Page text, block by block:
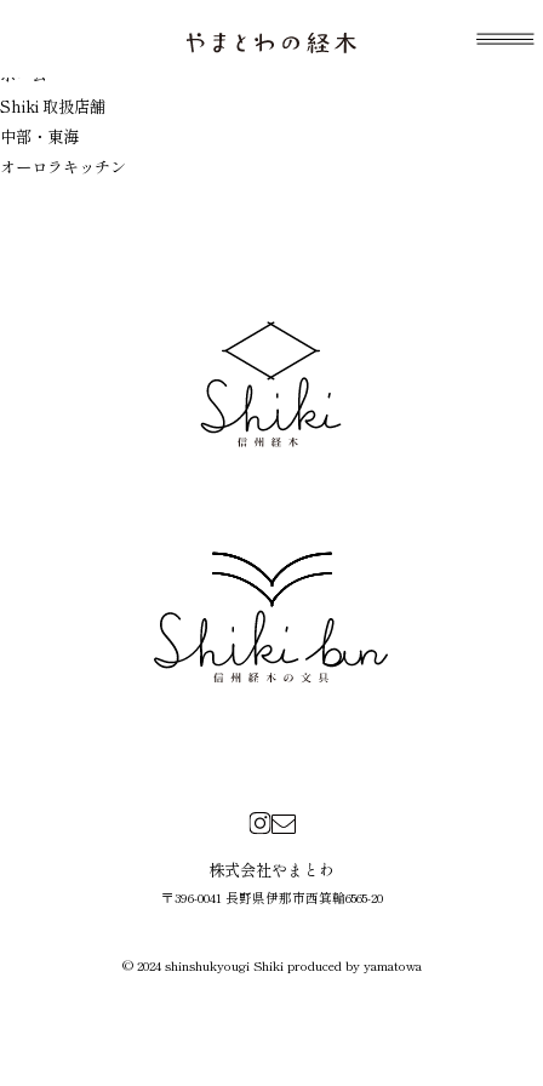
ホーム
Shiki 取扱店舗
中部・東海
オーロラキッチン
株式会社やまとわ
〒396-0041 長野県伊那市西箕輪6565-20
© 2024 shinshukyougi Shiki produced by yamatowa